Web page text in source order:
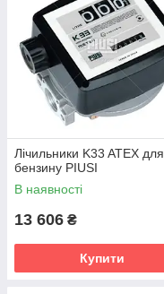
Лічильники K33 ATEX для
бензину PIUSI
В наявності
13 606 ₴
Купити